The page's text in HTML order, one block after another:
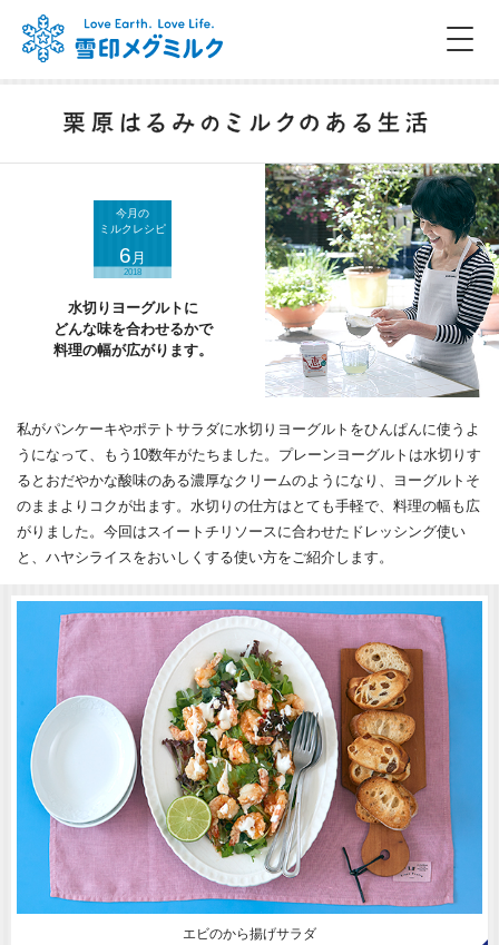
今月の
ミルクレシピ
6 月
2018
水切りヨーグルトに
どんな味を合わせるかで
料理の幅が広がります。
私がパンケーキやポテトサラダに水切りヨーグルトをひんぱんに使うよ
うになって、もう10数年がたちました。プレーンヨーグルトは水切りす
るとおだやかな酸味のある濃厚なクリームのようになり、ヨーグルトそ
のままよりコクが出ます。水切りの仕方はとても手軽で、料理の幅も広
がりました。今回はスイートチリソースに合わせたドレッシング使い
と、ハヤシライスをおいしくする使い方をご紹介します。
エビのから揚げサラダ